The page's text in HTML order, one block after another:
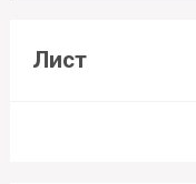
Лист